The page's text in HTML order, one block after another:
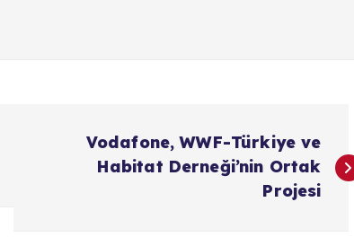
Vodafone, WWF-Türkiye ve
Habitat Derneği’nin Ortak
Projesi